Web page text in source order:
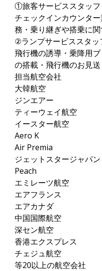
①旅客サービススタッフ
チェックインカウンタ
務・乗り継ぎや搭乗に
②ランプサービススタッ
飛行機の誘導・乗降用
の搭載・飛行機のお見
担当航空会社
大韓航空
ジンエアー
ティーウェイ航空
イースター航空
Aero K
Air Premia
ジェットスタージャパン
Peach
エミレーツ航空
エアフランス
エアカナダ
中国国際航空
深セン航空
香港エクスプレス
チェジュ航空
等20以上の航空会社